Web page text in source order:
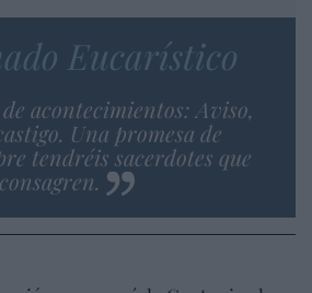
Eucarístico
acontecimientos: Aviso,
Una promesa de
tendréis sacerdotes que
consagren.